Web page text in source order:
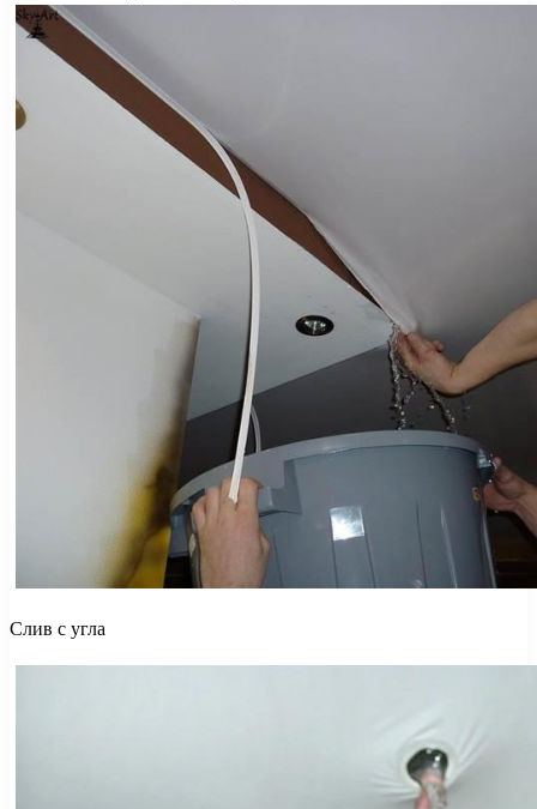
Слив с угла